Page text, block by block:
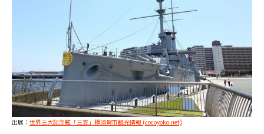
出展： 世界三大記念艦「三笠」横須賀市観光情報 (cocoyoko.net)